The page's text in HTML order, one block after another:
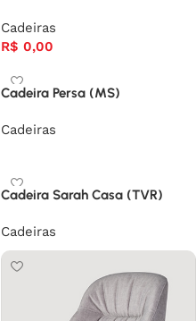
Cadeiras
R$ 0,00
Cadeira Persa (MS)
Cadeiras
Cadeira Sarah Casa (TVR)
Cadeiras